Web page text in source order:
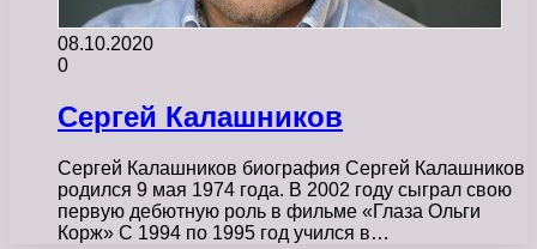
08.10.2020
0
Сергей Калашников
Сергей Калашников биография Сергей Калашников
родился 9 мая 1974 года. В 2002 году сыграл свою
первую дебютную роль в фильме «Глаза Ольги
Корж» С 1994 по 1995 год учился в…